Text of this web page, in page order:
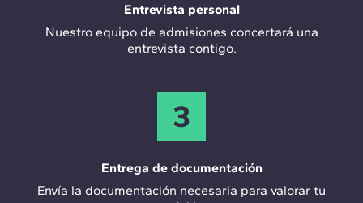
Entrevista personal
Nuestro equipo de admisiones concertará una
entrevista contigo.
3
Entrega de documentación
Envía la documentación necesaria para valorar tu